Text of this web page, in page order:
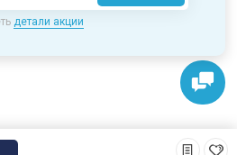
детали акции